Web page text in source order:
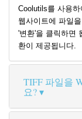
Coolutils를 사용
웹사이트에 파일
'변환'을 클릭하면
환이 제공됩니다.
TIFF 파일을
요?